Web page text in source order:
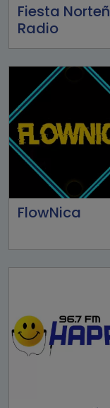
Fiesta
Radio
FlowNica